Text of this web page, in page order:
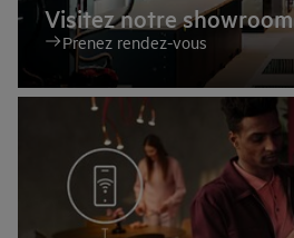
Visitez notre showroom
Prenez rendez-vous